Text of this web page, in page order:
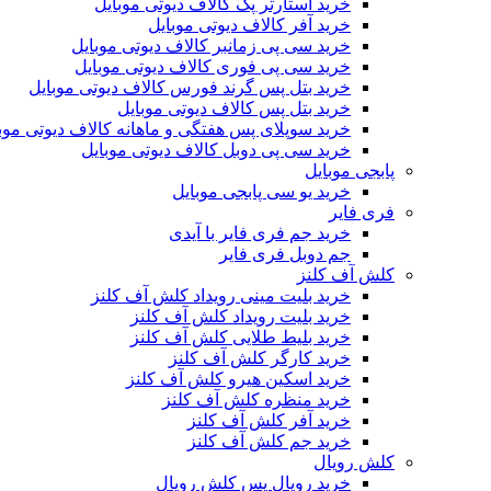
خرید استارتر پک کالاف دیوتی موبایل
خرید آفر کالاف دیوتی موبایل
خرید سی پی زمانبر کالاف دیوتی موبایل
خرید سی پی فوری کالاف دیوتی موبایل
خرید بتل پس گرند فورس کالاف دیوتی موبایل
خرید بتل پس کالاف دیوتی موبایل
خرید سوپلای پس هفتگی و ماهانه کالاف دیوتی
خرید سی پی دوبل کالاف دیوتی موبایل
پابجی موبایل
خرید یو سی پابجی موبایل
فری فایر
خرید جم فری فایر با آیدی
جم دوبل فری فایر
کلش آف کلنز
خرید بلیت مینی رویداد کلش آف کلنز
خرید بلیت رویداد کلش آف کلنز
خرید بلیط طلایی کلش آف کلنز
خرید کارگر کلش آف کلنز
خرید اسکین هیرو کلش آف کلنز
خرید منظره کلش آف کلنز
خرید آفر کلش آف کلنز
خرید جم کلش آف کلنز
کلش رویال
خرید رویال پس کلش رویال